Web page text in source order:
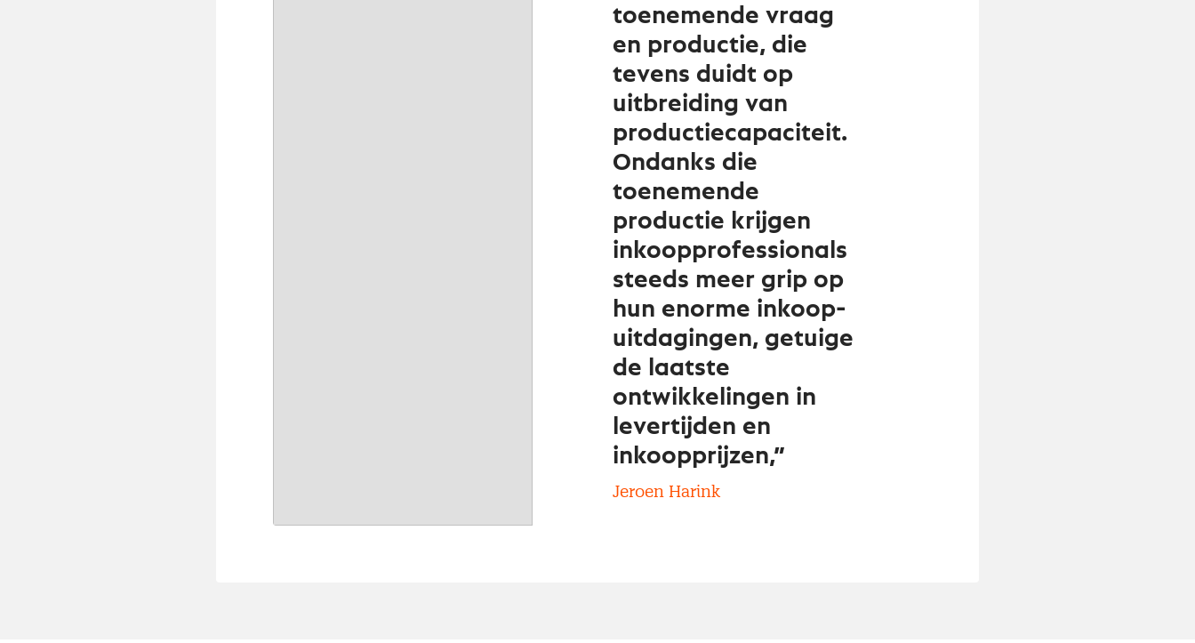
toenemende vraag
en productie, die
tevens duidt op
uitbreiding van
productiecapaciteit.
Ondanks die
toenemende
productie krijgen
inkoopprofessionals
steeds meer grip op
hun enorme inkoop-
uitdagingen, getuige
de laatste
ontwikkelingen in
levertijden en
inkoopprijzen,”
Jeroen Harink